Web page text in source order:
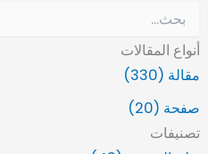
ب
ح
ع
:
أنواع المقالات
مقالة (330)
صفحة (20)
تصنيفات